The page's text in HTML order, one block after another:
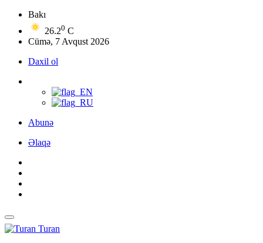
Bakı
26.20 C
Cümə, 7 Avqust 2026
Daxil ol
Abunə
Əlaqə
Turan